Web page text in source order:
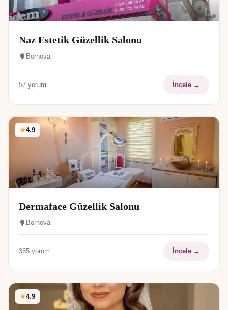
Naz Estetik Güzellik Salonu
Bornova
57 yorum İncele →
★4.9
Dermaface Güzellik Salonu
Bornova
365 yorum İncele →
★4.9